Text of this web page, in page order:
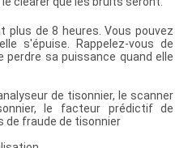
plus de 8 heures. Vous pouvez
s'épuise. Rappelez-vous de
sa puissance quand elle
de tisonnier, le scanner
le facteur prédictif de
fraude de tisonnier